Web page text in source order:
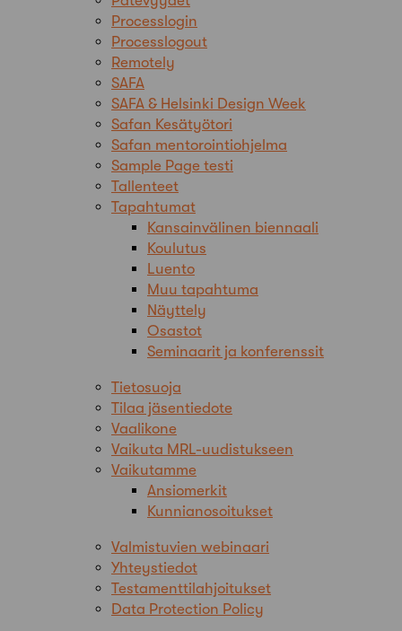
Processlogin
Processlogout
Remotely
SAFA
SAFA & Helsinki Design Week
Safan Kesätyötori
Safan mentorointiohjelma
Sample Page testi
Tallenteet
Tapahtumat
Kansainvälinen biennaali
Koulutus
Luento
Muu tapahtuma
Näyttely
Osastot
Seminaarit ja konferenssit
Tietosuoja
Tilaa jäsentiedote
Vaalikone
Vaikuta MRL-uudistukseen
Vaikutamme
Ansiomerkit
Kunnianosoitukset
Valmistuvien webinaari
Yhteystiedot
Testamenttilahjoitukset
Data Protection Policy